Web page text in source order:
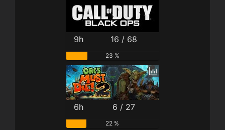
9h 16 / 68
23 %
6h 6 / 27
22 %